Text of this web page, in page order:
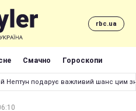
rbc.ua
Смачно Гороскопи
Нептун подарує важливий шанс цим